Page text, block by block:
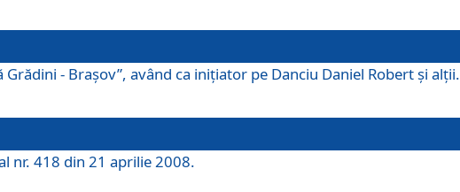
- Braşov”, având ca iniţiator pe Danciu Daniel Robert şi alţii.
nr. 418 din 21 aprilie 2008.